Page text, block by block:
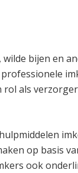
bijen en
als
op basis
ook